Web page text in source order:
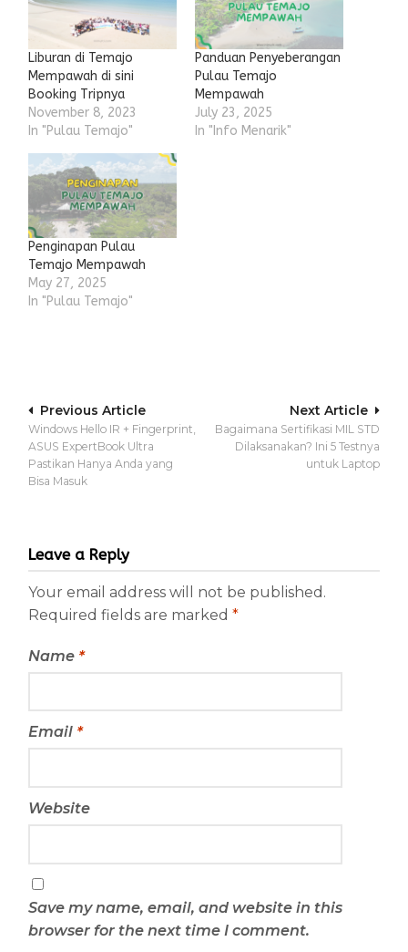
Liburan di Temajo
Mempawah di sini
Booking Tripnya
November 8, 2023
In "Pulau Temajo"
Panduan Penyeberangan
Pulau Temajo
Mempawah
July 23, 2025
In "Info Menarik"
Penginapan Pulau
Temajo Mempawah
May 27, 2025
In "Pulau Temajo"
Post
navigation
Next Article
Bagaimana Sertifikasi MIL STD
Dilaksanakan? Ini 5 Testnya
untuk Laptop
Previous Article
Windows Hello IR + Fingerprint,
ASUS ExpertBook Ultra
Pastikan Hanya Anda yang
Bisa Masuk
Leave a Reply
Your email address will not be published.
Required fields are marked*
Name *
Email *
Website
Save my name, email, and website in this
browser for the next time I comment.